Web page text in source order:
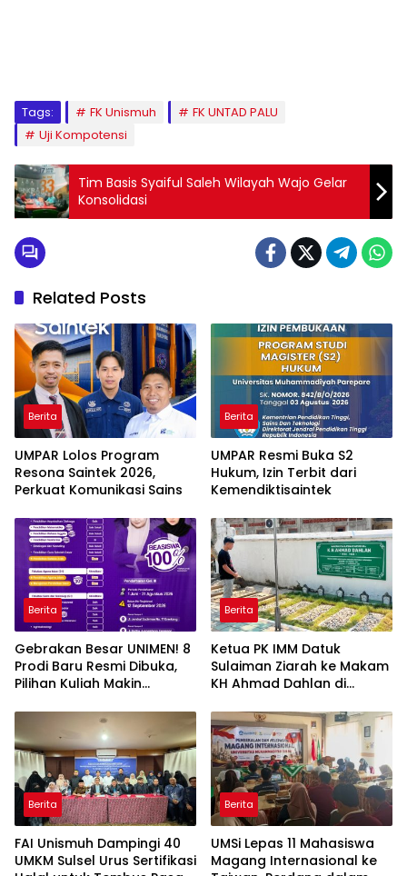
Tags: FK Unismuh
FK UNTAD PALU
Uji Kompotensi
Tim Basis Syaiful Saleh Wilayah Wajo Gelar
Konsolidasi
Related Posts
Berita
UMPAR Lolos Program
Resona Saintek 2026,
Perkuat Komunikasi Sains
Berita
UMPAR Resmi Buka S2
Hukum, Izin Terbit dari
Kemendiktisaintek
Berita
Gebrakan Besar UNIMEN! 8
Prodi Baru Resmi Dibuka,
Pilihan Kuliah Makin
Berita
Ketua PK IMM Datuk
Sulaiman Ziarah ke Makam
KH Ahmad Dahlan di
Berita
FAI Unismuh Dampingi 40
UMKM Sulsel Urus Sertifikasi
Berita
UMSi Lepas 11 Mahasiswa
Magang Internasional ke